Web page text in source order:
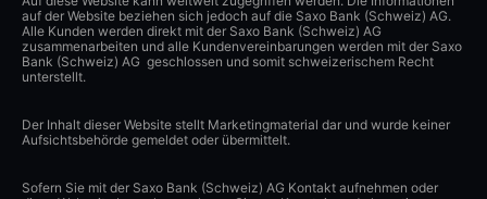
auf der Website beziehen sich jedoch auf die Saxo Bank (Schweiz) AG.
Alle Kunden werden direkt mit der Saxo Bank (Schweiz) AG
zusammenarbeiten und alle Kundenvereinbarungen werden mit der Saxo
Bank (Schweiz) AG geschlossen und somit schweizerischem Recht
unterstellt.
Der Inhalt dieser Website stellt Marketingmaterial dar und wurde keiner
Aufsichtsbehörde gemeldet oder übermittelt.
Sofern Sie mit der Saxo Bank (Schweiz) AG Kontakt aufnehmen oder